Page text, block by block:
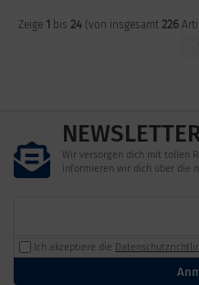
Zeige 1 bis 24 (von insgesamt 226
Wir versorgen dich mit tollen
informieren wir dich über die
Ich akzeptiere die